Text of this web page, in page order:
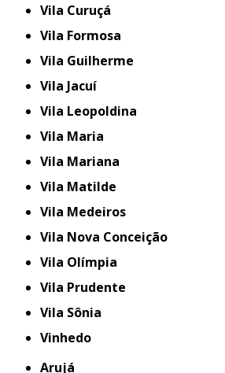
Vila Curuçá
Vila Formosa
Vila Guilherme
Vila Jacuí
Vila Leopoldina
Vila Maria
Vila Mariana
Vila Matilde
Vila Medeiros
Vila Nova Conceição
Vila Olímpia
Vila Prudente
Vila Sônia
Vinhedo
Arujá